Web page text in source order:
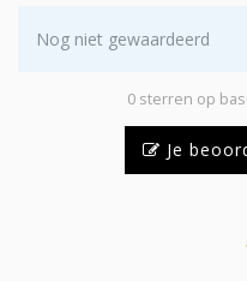
Nog niet gewaardeerd
0 sterren op
Je